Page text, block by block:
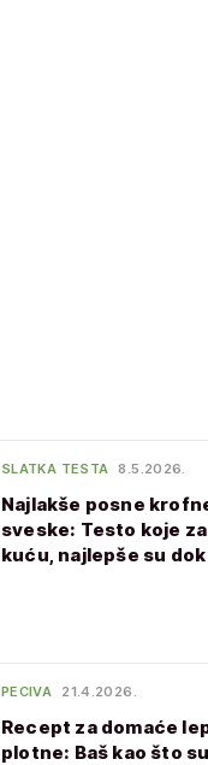
SLATKA TESTA 8.5.2026.
Najlakše posne
sveske: Testo koje
kuću, najlepše su
PECIVA 21.4.2026.
Recept za domaće
plotne: Baš kao što